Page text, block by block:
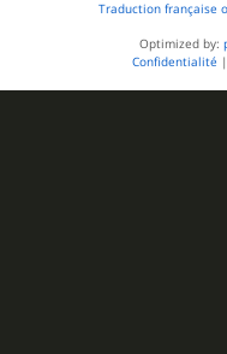
Traduction française
Optimized by:
Confidentialité |